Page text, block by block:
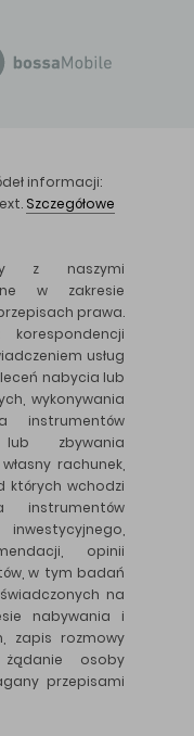
informacji:
Szczegółowe
z naszymi
w zakresie
prawa.
usług
nabycia lub
wykonywania
instrumentów
lub zbywania
rachunek,
których wchodzi
opinii
w tym badań
na
nabywania i
zapis rozmowy
osoby
przepisami